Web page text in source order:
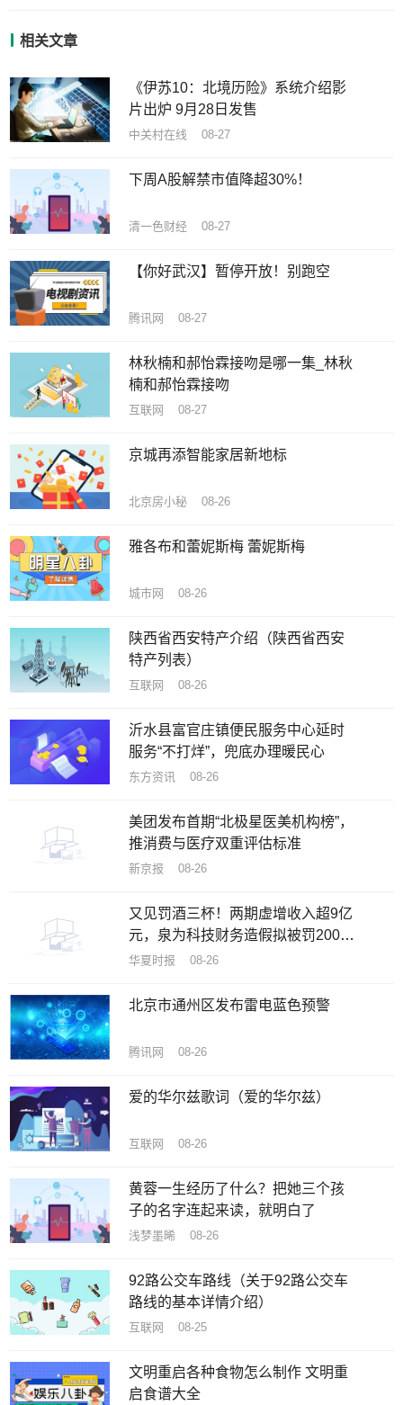
相关文章
《伊苏10：北境历险》系统介绍影
片出炉 9月28日发售
中关村在线 08-27
下周A股解禁市值降超30%！
清一色财经 08-27
【你好武汉】暂停开放！别跑空
腾讯网 08-27
林秋楠和郝怡霖接吻是哪一集_林秋
楠和郝怡霖接吻
互联网 08-27
京城再添智能家居新地标
北京房小秘 08-26
雅各布和蕾妮斯梅 蕾妮斯梅
城市网 08-26
陕西省西安特产介绍（陕西省西安
特产列表）
互联网 08-26
沂水县富官庄镇便民服务中心延时
服务“不打烊”，兜底办理暖民心
东方资讯 08-26
美团发布首期“北极星医美机构榜”，
推消费与医疗双重评估标准
新京报 08-26
又见罚酒三杯！两期虚增收入超9亿
元，泉为科技财务造假拟被罚200万
元
华夏时报 08-26
北京市通州区发布雷电蓝色预警
腾讯网 08-26
爱的华尔兹歌词（爱的华尔兹）
互联网 08-26
黄蓉一生经历了什么？把她三个孩
子的名字连起来读，就明白了
浅梦墨晞 08-26
92路公交车路线（关于92路公交车
路线的基本详情介绍）
互联网 08-25
文明重启各种食物怎么制作 文明重
启食谱大全